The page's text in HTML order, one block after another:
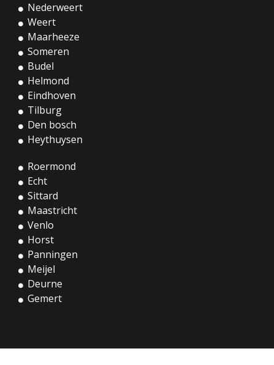
Nederweert
Weert
Maarheeze
Someren
Budel
Helmond
Eindhoven
Tilburg
Den bosch
Heythuysen
Roermond
Echt
Sittard
Maastricht
Venlo
Horst
Panningen
Meijel
Deurne
Gemert